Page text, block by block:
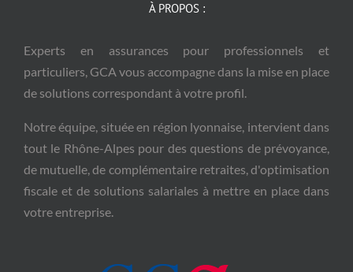
À PROPOS :
Experts en assurances pour professionnels et
particuliers, GCA vous accompagne dans la mise en place
de solutions correspondant à votre profil.
Notre équipe, située en région lyonnaise, intervient dans
tout le Rhône-Alpes pour des questions de prévoyance,
de mutuelle, de complémentaire retraites, d'optimisation
fiscale et de solutions salariales à mettre en place dans
votre entreprise.